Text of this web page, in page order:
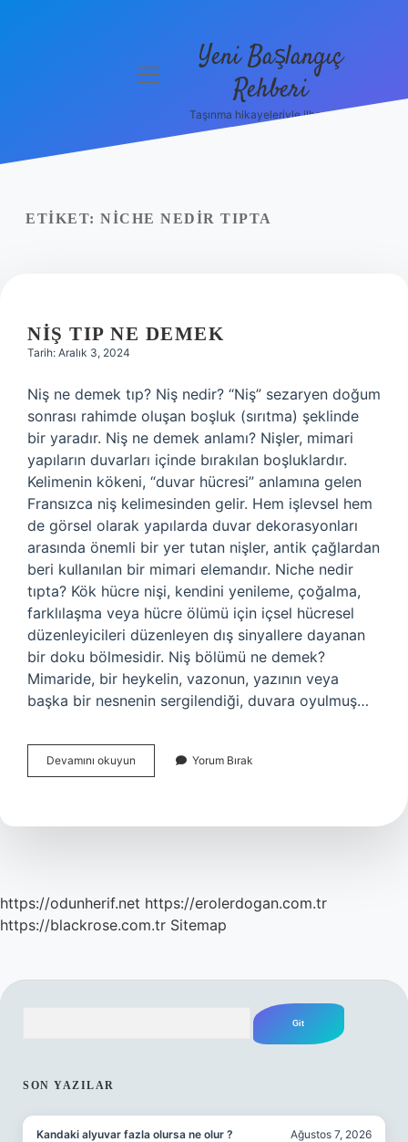
Politikası
menüyü
Yeni Başlangıç
Rehberi
Taşınma hikayeleriyle ilham bul!
ETIKET: NICHE NEDIR TIPTA
NIŞ TIP NE DEMEK
Tarih: Aralık 3, 2024
Niş ne demek tıp? Niş nedir? “Niş” sezaryen doğum
sonrası rahimde oluşan boşluk (sırıtma) şeklinde
bir yaradır. Niş ne demek anlamı? Nişler, mimari
yapıların duvarları içinde bırakılan boşluklardır.
Kelimenin kökeni, “duvar hücresi” anlamına gelen
Fransızca niş kelimesinden gelir. Hem işlevsel hem
de görsel olarak yapılarda duvar dekorasyonları
arasında önemli bir yer tutan nişler, antik çağlardan
beri kullanılan bir mimari elemandır. Niche nedir
tıpta? Kök hücre nişi, kendini yenileme, çoğalma,
farklılaşma veya hücre ölümü için içsel hücresel
düzenleyicileri düzenleyen dış sinyallere dayanan
bir doku bölmesidir. Niş bölümü ne demek?
Mimaride, bir heykelin, vazonun, yazının veya
başka bir nesnenin sergilendiği, duvara oyulmuş…
Devamını okuyun
Tıp
Yorum Bırak
https://odunherif.net https://erolerdogan.com.tr
https://blackrose.com.tr Sitemap
SON YAZILAR
Kandaki alyuvar fazla olursa ne olur ? Ağustos 7, 2026